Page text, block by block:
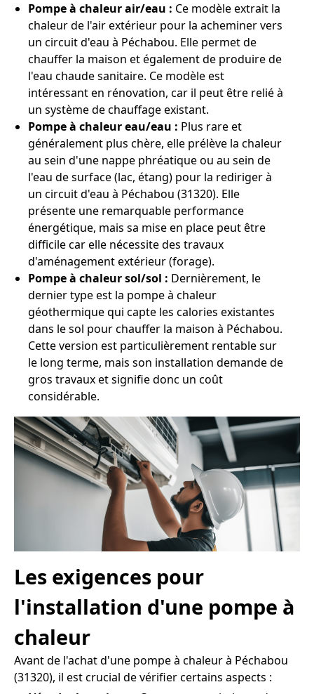
Pompe à chaleur air/eau : Ce modèle extrait la
chaleur de l'air extérieur pour la acheminer vers
un circuit d'eau à Péchabou. Elle permet de
chauffer la maison et également de produire de
l'eau chaude sanitaire. Ce modèle est
intéressant en rénovation, car il peut être relié à
un système de chauffage existant.
Pompe à chaleur eau/eau : Plus rare et
généralement plus chère, elle prélève la chaleur
au sein d'une nappe phréatique ou au sein de
l'eau de surface (lac, étang) pour la rediriger à
un circuit d'eau à Péchabou (31320). Elle
présente une remarquable performance
énergétique, mais sa mise en place peut être
difficile car elle nécessite des travaux
d'aménagement extérieur (forage).
Pompe à chaleur sol/sol : Dernièrement, le
dernier type est la pompe à chaleur
géothermique qui capte les calories existantes
dans le sol pour chauffer la maison à Péchabou.
Cette version est particulièrement rentable sur
le long terme, mais son installation demande de
gros travaux et signifie donc un coût
considérable.
Les exigences pour
l'installation d'une pompe à
chaleur
Avant de l'achat d'une pompe à chaleur à Péchabou
(31320), il est crucial de vérifier certains aspects :